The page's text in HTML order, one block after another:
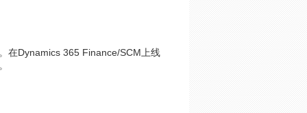
在Dynamics 365 Finance/SCM上线